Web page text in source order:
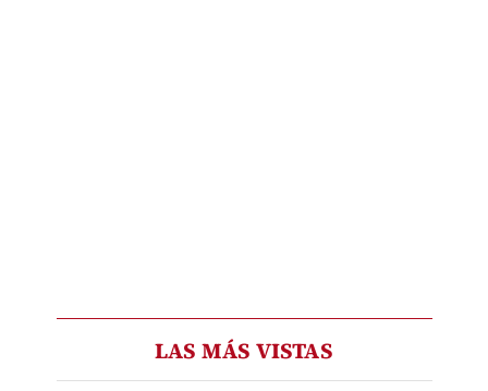
LAS MÁS VISTAS